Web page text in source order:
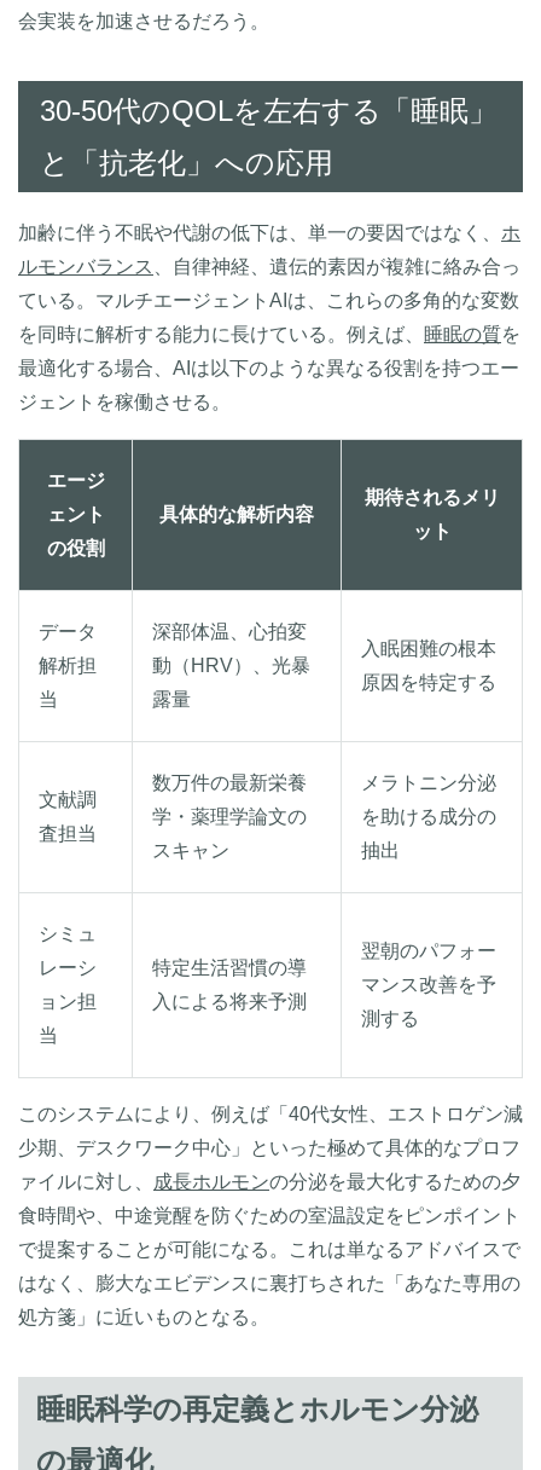
会実装を加速させるだろう。
30-50代のQOLを左右する「睡眠」
と「抗老化」への応用
加齢に伴う不眠や代謝の低下は、単一の要因ではなく、 ホ
ルモンバランス
、自律神経、遺伝的素因が複雑に絡み合っ
ている。マルチエージェントAIは、これらの多角的な変数
を同時に解析する能力に長けている。例えば、
睡眠の質を
最適化する場合、AIは以下のような異なる役割を持つエー
ジェントを稼働させる。
エージ
ェント
の役割
具体的な解析内容
期待されるメリ
ット
データ
解析担
当
深部体温、心拍変
動（HRV）、光暴
露量
入眠困難の根本
原因を特定する
文献調
査担当
数万件の最新栄養
学・薬理学論文の
スキャン
メラトニン分泌
を助ける成分の
抽出
シミュ
レーシ
ョン担
当
特定生活習慣の導
入による将来予測
翌朝のパフォー
マンス改善を予
測する
このシステムにより、例えば「40代女性、エストロゲン減
少期、デスクワーク中心」といった極めて具体的なプロフ
ァイルに対し、
成長ホルモンの分泌を最大化するための夕
食時間や、中途覚醒を防ぐための室温設定をピンポイント
で提案することが可能になる。これは単なるアドバイスで
はなく、膨大なエビデンスに裏打ちされた「あなた専用の
処方箋」に近いものとなる。
睡眠科学の再定義とホルモン分泌
の最適化